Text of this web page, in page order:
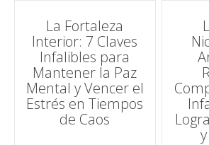
Navegación
de
entradas
La Fortaleza
Interior: 7 Claves
Infalibles para
Mantener la Paz
Mental y Vencer el
Estrés en Tiempos
de Caos